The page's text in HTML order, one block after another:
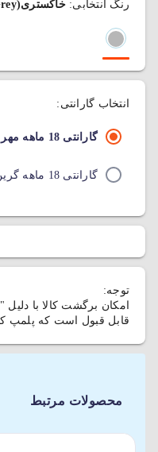
رنگ انتخابی:خاکستری(Luna Grey)
انتخاب گارانتی:
گارانتی 18 ماهه مهر
گارانتی 18 ماهه گرین
توجه:
امکان برگشت کالا با دلیل "
قابل قبول است که پلمپ
محصولات مرتبط